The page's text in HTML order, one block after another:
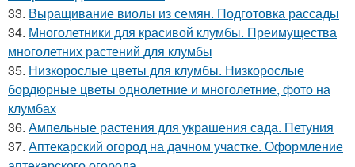
33. Выращивание виолы из семян. Подготовка рассады
34. Многолетники для красивой клумбы. Преимущества
многолетних растений для клумбы
35. Низкорослые цветы для клумбы. Низкорослые
бордюрные цветы однолетние и многолетние, фото на
клумбах
36. Ампельные растения для украшения сада. Петуния
37. Аптекарский огород на дачном участке. Оформление